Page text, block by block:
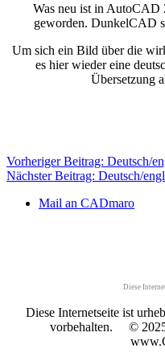
Was neu ist in AutoCAD
geworden. DunkelCAD
Um sich ein Bild über die
es hier wieder eine
Übersetzung
Vorheriger Beitrag: Deutsch/
Nächster Beitrag: Deutsch/
Mail an CADmaro
Diese
Diese Internetseite ist
vorbehalten. ©